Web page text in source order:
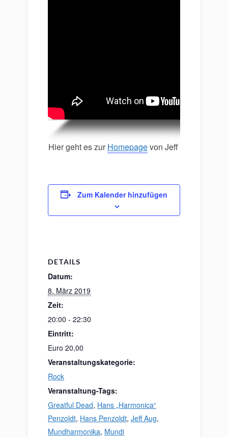
​Hier geht es zur Homepagevon Jeff Aug.
Zum Kalender hinzufügen
DETAILS
Datum:
8. März 2019
Zeit:
20:00 - 22:30
Eintritt:
Euro 20,00
Veranstaltungskategorie:
Rock
Veranstaltung-Tags:
Greatful Dead, Hans „Harmonica“
Penzoldt, Hans Penzoldt, Jeff Aug,
Mundharmonika, Mundi